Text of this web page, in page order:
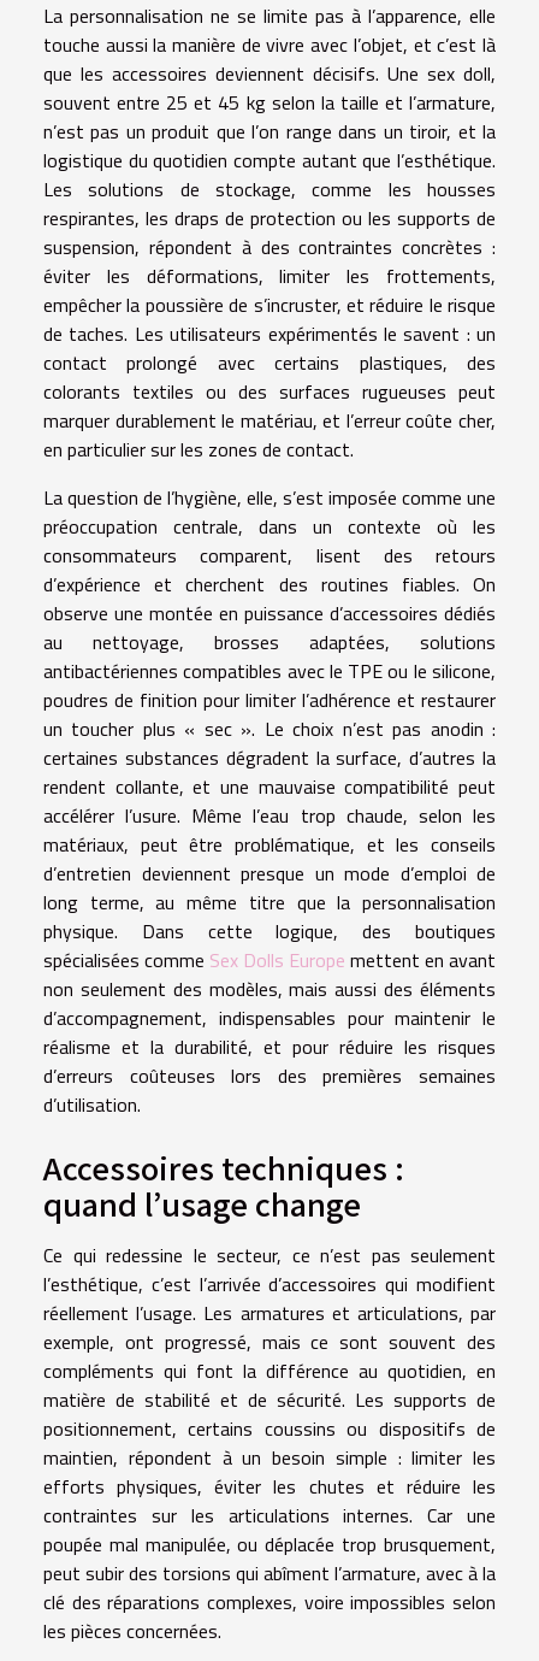
La personnalisation ne se limite pas à l’apparence, elle
touche aussi la manière de vivre avec l’objet, et c’est là
que les accessoires deviennent décisifs. Une sex doll,
souvent entre 25 et 45 kg selon la taille et l’armature,
n’est pas un produit que l’on range dans un tiroir, et la
logistique du quotidien compte autant que l’esthétique.
Les solutions de stockage, comme les housses
respirantes, les draps de protection ou les supports de
suspension, répondent à des contraintes concrètes :
éviter les déformations, limiter les frottements,
empêcher la poussière de s’incruster, et réduire le risque
de taches. Les utilisateurs expérimentés le savent : un
contact prolongé avec certains plastiques, des
colorants textiles ou des surfaces rugueuses peut
marquer durablement le matériau, et l’erreur coûte cher,
en particulier sur les zones de contact.
La question de l’hygiène, elle, s’est imposée comme une
préoccupation centrale, dans un contexte où les
consommateurs comparent, lisent des retours
d’expérience et cherchent des routines fiables. On
observe une montée en puissance d’accessoires dédiés
au nettoyage, brosses adaptées, solutions
antibactériennes compatibles avec le TPE ou le silicone,
poudres de finition pour limiter l’adhérence et restaurer
un toucher plus « sec ». Le choix n’est pas anodin :
certaines substances dégradent la surface, d’autres la
rendent collante, et une mauvaise compatibilité peut
accélérer l’usure. Même l’eau trop chaude, selon les
matériaux, peut être problématique, et les conseils
d’entretien deviennent presque un mode d’emploi de
long terme, au même titre que la personnalisation
physique. Dans cette logique, des boutiques
spécialisées comme Sex Dolls Europe mettent en avant
non seulement des modèles, mais aussi des éléments
d’accompagnement, indispensables pour maintenir le
réalisme et la durabilité, et pour réduire les risques
d’erreurs coûteuses lors des premières semaines
d’utilisation.
Accessoires techniques :
quand l’usage change
Ce qui redessine le secteur, ce n’est pas seulement
l’esthétique, c’est l’arrivée d’accessoires qui modifient
réellement l’usage. Les armatures et articulations, par
exemple, ont progressé, mais ce sont souvent des
compléments qui font la différence au quotidien, en
matière de stabilité et de sécurité. Les supports de
positionnement, certains coussins ou dispositifs de
maintien, répondent à un besoin simple : limiter les
efforts physiques, éviter les chutes et réduire les
contraintes sur les articulations internes. Car une
poupée mal manipulée, ou déplacée trop brusquement,
peut subir des torsions qui abîment l’armature, avec à la
clé des réparations complexes, voire impossibles selon
les pièces concernées.